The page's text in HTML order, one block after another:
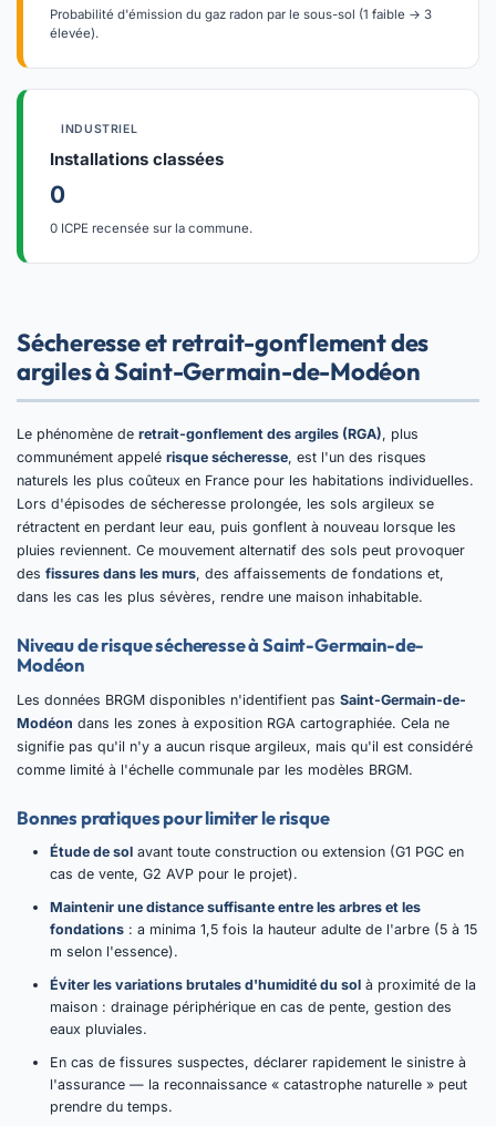
Probabilité d'émission du gaz radon par le sous-sol (1 faible → 3
élevée).
INDUSTRIEL
Installations classées
0
0 ICPE recensée sur la commune.
Sécheresse et retrait-gonflement des
argiles à Saint-Germain-de-Modéon
Le phénomène de retrait-gonflement des argiles (RGA), plus
communément appelé risque sécheresse, est l'un des risques
naturels les plus coûteux en France pour les habitations individuelles.
Lors d'épisodes de sécheresse prolongée, les sols argileux se
rétractent en perdant leur eau, puis gonflent à nouveau lorsque les
pluies reviennent. Ce mouvement alternatif des sols peut provoquer
des fissures dans les murs, des affaissements de fondations et,
dans les cas les plus sévères, rendre une maison inhabitable.
Niveau de risque sécheresse à Saint-Germain-de-
Modéon
Les données BRGM disponibles n'identifient pas Saint-Germain-de-
Modéon dans les zones à exposition RGA cartographiée. Cela ne
signifie pas qu'il n'y a aucun risque argileux, mais qu'il est considéré
comme limité à l'échelle communale par les modèles BRGM.
Bonnes pratiques pour limiter le risque
Étude de sol avant toute construction ou extension (G1 PGC en
cas de vente, G2 AVP pour le projet).
Maintenir une distance suffisante entre les arbres et les
fondations : a minima 1,5 fois la hauteur adulte de l'arbre (5 à 15
m selon l'essence).
Éviter les variations brutales d'humidité du sol à proximité de la
maison : drainage périphérique en cas de pente, gestion des
eaux pluviales.
En cas de fissures suspectes, déclarer rapidement le sinistre à
l'assurance — la reconnaissance « catastrophe naturelle » peut
prendre du temps.